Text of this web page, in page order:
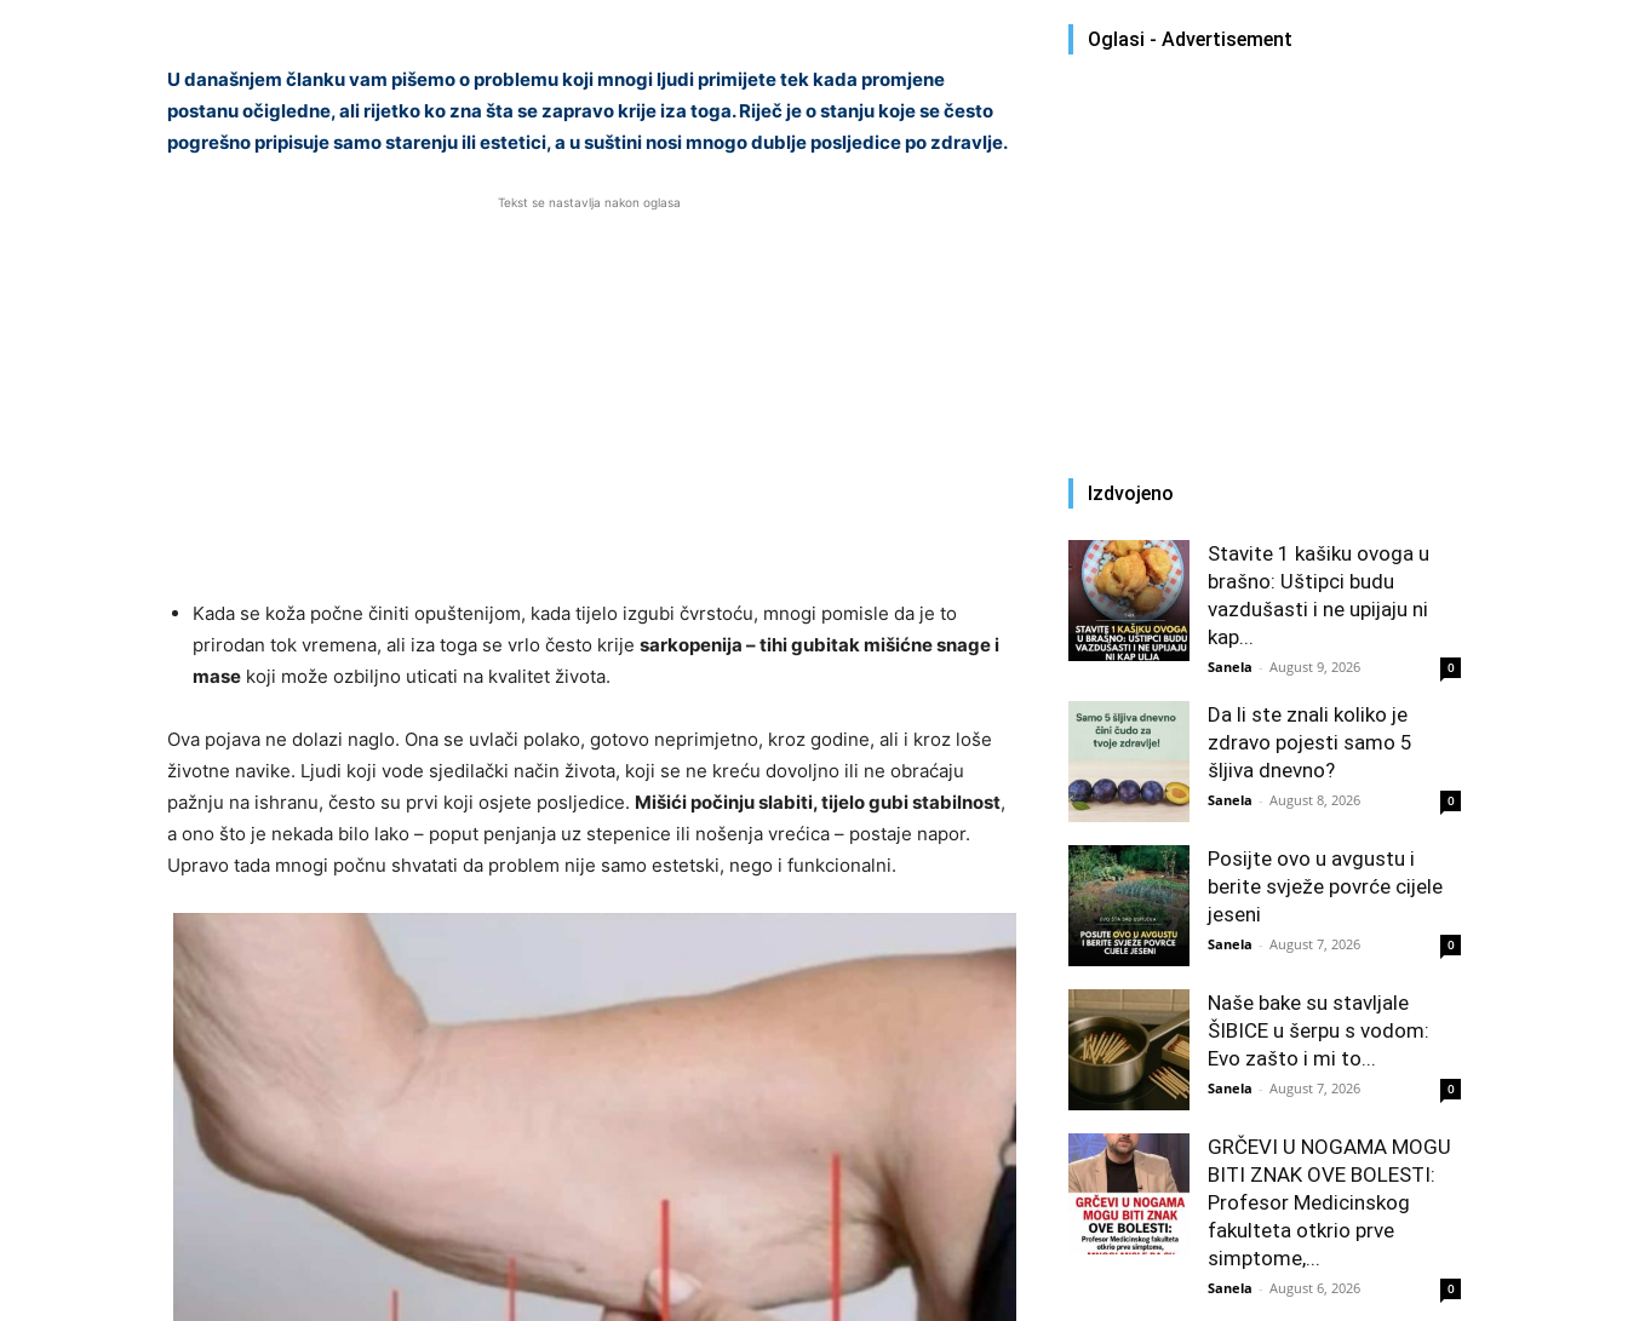
U današnjem članku vam pišemo o problemu koji mnogi ljudi primijete tek kada promjene
postanu očigledne, ali rijetko ko zna šta se zapravo krije iza toga. Riječ je o stanju koje se često
pogrešno pripisuje samo starenju ili estetici, a u suštini nosi mnogo dublje posljedice po zdravlje.
Tekst se nastavlja nakon oglasa
Kada se koža počne činiti opuštenijom, kada tijelo izgubi čvrstoću, mnogi pomisle da je to
prirodan tok vremena, ali iza toga se vrlo često krije sarkopenija – tihi gubitak mišićne snage i
mase koji može ozbiljno uticati na kvalitet života.
Ova pojava ne dolazi naglo. Ona se uvlači polako, gotovo neprimjetno, kroz godine, ali i kroz loše
životne navike. Ljudi koji vode sjedilački način života, koji se ne kreću dovoljno ili ne obraćaju
pažnju na ishranu, često su prvi koji osjete posljedice. Mišići počinju slabiti, tijelo gubi stabilnost,
a ono što je nekada bilo lako – poput penjanja uz stepenice ili nošenja vrećica – postaje napor.
Upravo tada mnogi počnu shvatati da problem nije samo estetski, nego i funkcionalni.
Oglasi - Advertisement
Izdvojeno
Stavite 1 kašiku ovoga u
brašno: Uštipci budu
vazdušasti i ne upijaju ni
kap...
Sanela - August 9, 2026 0
Da li ste znali koliko je
zdravo pojesti samo 5
šljiva dnevno?
Sanela - August 8, 2026 0
Posijte ovo u avgustu i
berite svježe povrće cijele
jeseni
Sanela - August 7, 2026 0
Naše bake su stavljale
ŠIBICE u šerpu s vodom:
Evo zašto i mi to...
Sanela - August 7, 2026 0
GRČEVI U NOGAMA MOGU
BITI ZNAK OVE BOLESTI:
Profesor Medicinskog
fakulteta otkrio prve
simptome,...
Sanela - August 6, 2026 0